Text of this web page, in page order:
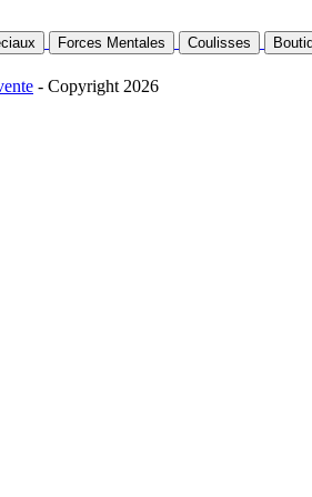
Forces Mentales Coulisses
- Copyright 2026